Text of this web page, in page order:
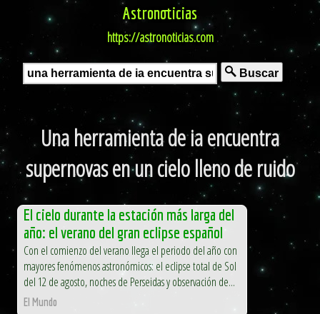
Astronoticias
https://astronoticias.com
Buscar
Una herramienta de ia encuentra
supernovas en un cielo lleno de ruido
El cielo durante la estación más larga del
año: el verano del gran eclipse español
Con el comienzo del verano llega el periodo del año con
mayores fenómenos astronómicos: el eclipse total de Sol
del 12 de agosto, noches de Perseidas y observación de...
El Mundo